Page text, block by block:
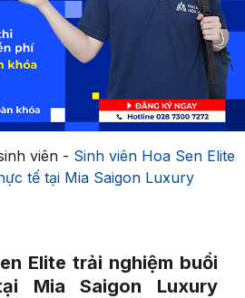
viên- Sinh viên Hoa Sen Elite
tế tại Mia Saigon Luxury
Elite trải nghiệm buổi
Mia Saigon Luxury